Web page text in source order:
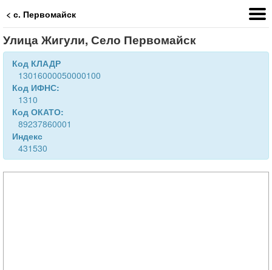
< с. Первомайск
Улица Жигули, Село Первомайск
Код КЛАДР
13016000050000100
Код ИФНС:
1310
Код ОКАТО:
89237860001
Индекс
431530